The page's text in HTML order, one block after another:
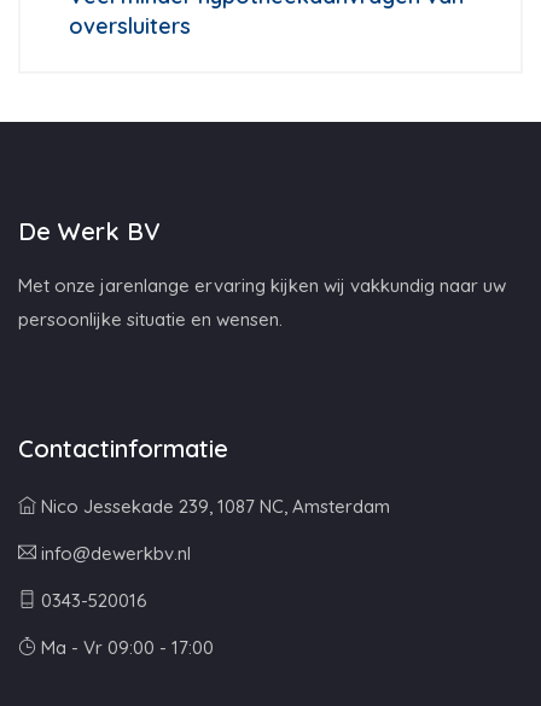
oversluiters
De Werk BV
Met onze jarenlange ervaring kijken wij vakkundig naar uw
persoonlijke situatie en wensen.
Contactinformatie
Nico Jessekade 239, 1087 NC, Amsterdam
info@dewerkbv.nl
0343-520016
Ma - Vr 09:00 - 17:00